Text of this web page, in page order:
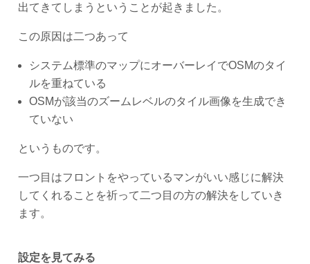
出てきてしまうということが起きました。
この原因は二つあって
システム標準のマップにオーバーレイでOSMのタイ
ルを重ねている
OSMが該当のズームレベルのタイル画像を生成でき
ていない
というものです。
一つ目はフロントをやっているマンがいい感じに解決
してくれることを祈って二つ目の方の解決をしていき
ます。
設定を見てみる